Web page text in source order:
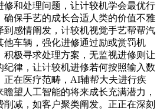
修和处理问题，让计较机学会最优行
确保手艺的成长合适人类的价值不雅
到感情阐发，计较机视觉手艺帮帮汽
他车辆，强化进修通过励或赏罚机
极寻求处理方案，无监视进修则让
律，让计较机进修若何按照输入数
正在医疗范畴，AI辅帮大夫进行疾
望人工智能的将来成长充满潜力，
减，如客户聚类阐发。正正在深刻